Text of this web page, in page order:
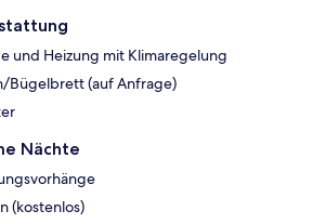
und Heizung mit Klimaregelung
Bügelbrett (auf Anfrage)
Nächte
(kostenlos)